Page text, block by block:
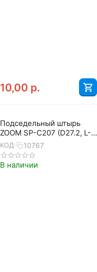
10,00 р.
Подседельный штырь
ZOOM SP-C207 (D27.2, L-
400, чёрный)
КОД: 10767
В наличии